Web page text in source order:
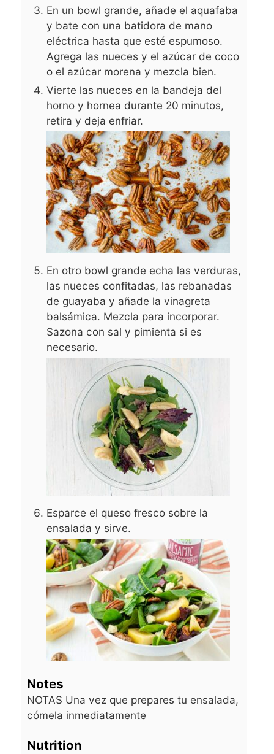
En un bowl grande, añade el aquafaba
y bate con una batidora de mano
eléctrica hasta que esté espumoso.
Agrega las nueces y el azúcar de coco
o el azúcar morena y mezcla bien.
Vierte las nueces en la bandeja del
horno y hornea durante 20 minutos,
retira y deja enfriar.
En otro bowl grande echa las verduras,
las nueces confitadas, las rebanadas
de guayaba y añade la vinagreta
balsámica. Mezcla para incorporar.
Sazona con sal y pimienta si es
necesario.
Esparce el queso fresco sobre la
ensalada y sirve.
Notes
NOTAS Una vez que prepares tu ensalada,
cómela inmediatamente
Nutrition